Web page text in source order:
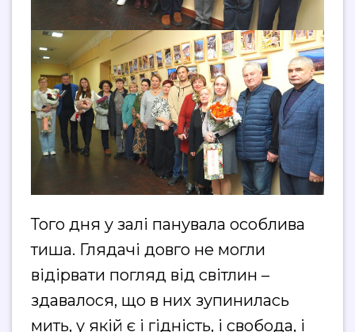
Того дня у залі панувала особлива
тиша. Глядачі довго не могли
відірвати погляд від світлин –
здавалося, що в них зупинилась
мить, у якій є і гідність, і свобода, і